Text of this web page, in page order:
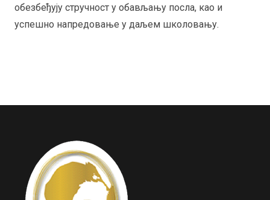
обезбеђују стручност у обављању посла, као и
успешно напредовање у даљем школовању.